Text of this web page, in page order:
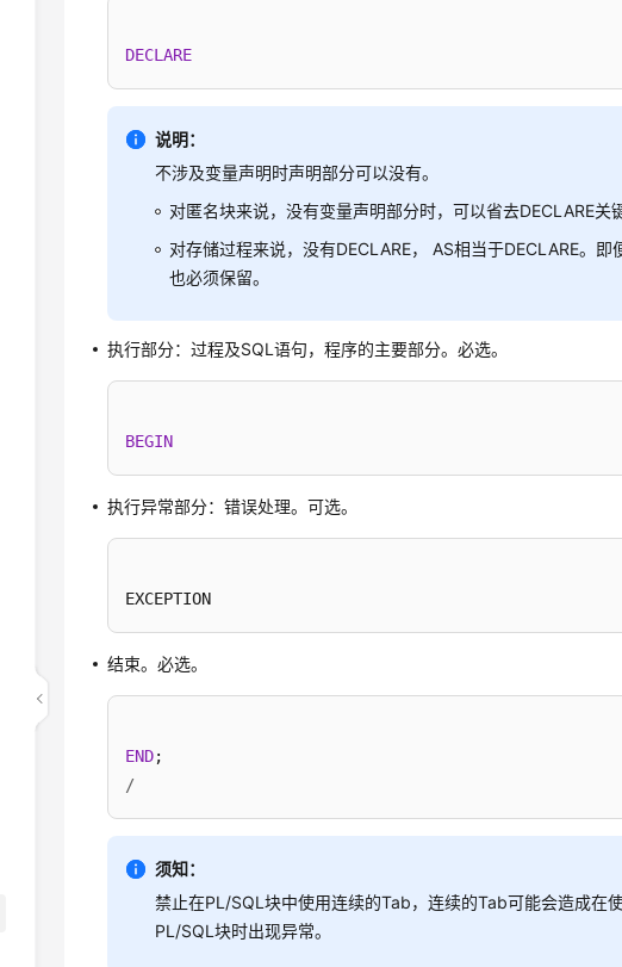
DECLARE
说明：
不涉及变量声明时声明部分可以没有。
对匿名块来说，没有变量声明部分时，可以省去DECLARE关
对存储过程来说，没有DECLARE， AS相当于DECLARE。
也必须保留。
执行部分：过程及SQL语句，程序的主要部分。必选。
BEGIN
执行异常部分：错误处理。可选。
EXCEPTION
结束。必选。
END
/
须知：
禁止在PL/SQL块中使用连续的Tab，连续的Tab可能会造成在
PL/SQL块时出现异常。